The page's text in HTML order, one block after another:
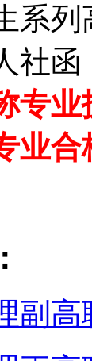
系
社函
专业
业合
副